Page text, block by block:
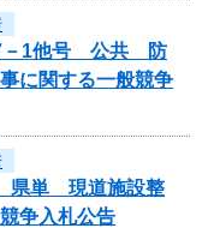
7－1他号 公共 防
に関する一般競争
県単 現道施設整
争入札公告